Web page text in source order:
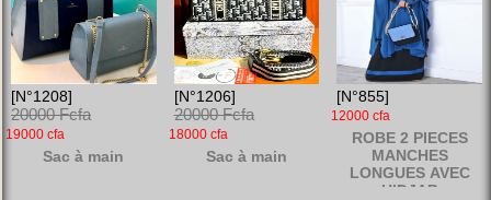
[N°1208]
20000 Fcfa
19000 cfa
Sac à main
[N°1206]
20000 Fcfa
18000 cfa
Sac à main
[N°855]
12000 cfa
ROBE 2 PIECES
MANCHES
LONGUES AVEC
HIDJAB